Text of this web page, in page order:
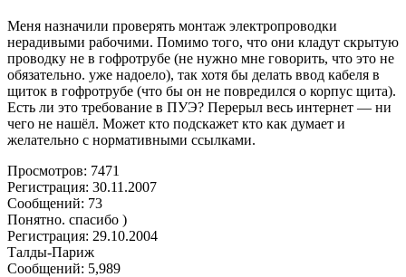
Меня назначили проверять монтаж электропроводки
нерадивыми рабочими. Помимо того, что они кладут скрытую
проводку не в гофротрубе (не нужно мне говорить, что это не
обязательно. уже надоело), так хотя бы делать ввод кабеля в
щиток в гофротрубе (что бы он не повредился о корпус щита).
Есть ли это требование в ПУЭ? Перерыл весь интернет — ни
чего не нашёл. Может кто подскажет кто как думает и
желательно с нормативными ссылками.
Просмотров: 7471
Регистрация: 30.11.2007
Сообщений: 73
Понятно. спасибо )
Регистрация: 29.10.2004
Талды-Париж
Сообщений: 5,989